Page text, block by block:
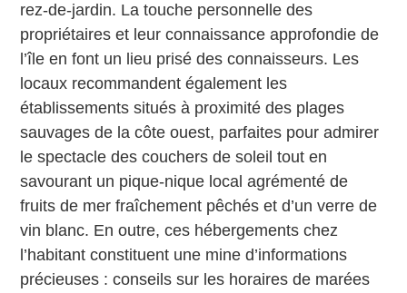
rez-de-jardin. La touche personnelle des
propriétaires et leur connaissance approfondie de
l’île en font un lieu prisé des connaisseurs. Les
locaux recommandent également les
établissements situés à proximité des plages
sauvages de la côte ouest, parfaites pour admirer
le spectacle des couchers de soleil tout en
savourant un pique-nique local agrémenté de
fruits de mer fraîchement pêchés et d’un verre de
vin blanc. En outre, ces hébergements chez
l’habitant constituent une mine d’informations
précieuses : conseils sur les horaires de marées